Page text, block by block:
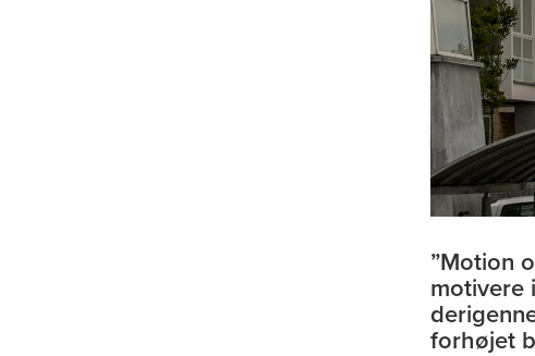
”Motion
motivere
forhøjet